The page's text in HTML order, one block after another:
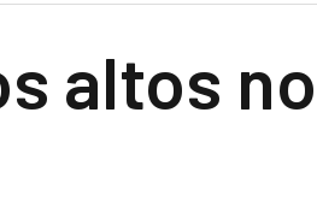
altos no